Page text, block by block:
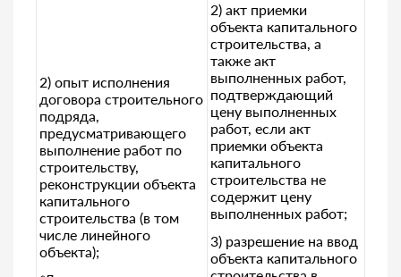
2) опыт исполнения
договора строительного
подряда,
предусматривающего
выполнение работ по
строительству,
реконструкции объекта
капитального
строительства (в том
числе линейного
объекта);
2) акт приемки
объекта капитального
строительства, а
также акт
выполненных работ,
подтверждающий
цену выполненных
работ, если акт
приемки объекта
капитального
строительства не
содержит цену
выполненных работ;
3) разрешение на ввод
объекта капитального